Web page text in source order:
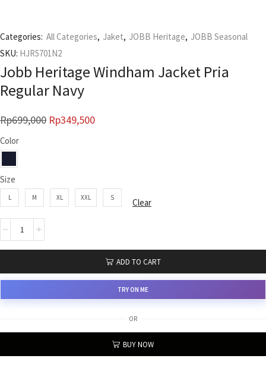
Categories: All Categories, Jaket, JOBB Heritage, JOBB Seasonal
SKU: HJR5701N2
Jobb Heritage Windham Jacket Pria
Regular Navy
Rp699,000 Rp349,500
Color
Size
L M XL XXL S Clear
ADD TO CART
TRY ON ME
OR
BUY NOW